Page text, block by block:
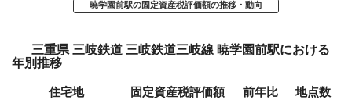
暁学園前駅の固定資産税評価額の推移・動向
三重県 三岐鉄道 三岐鉄道三岐線 暁学園前駅における
年別推移
住宅地 固定資産税評価額 前年比 地点数